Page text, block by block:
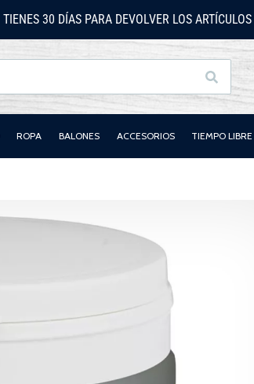
TIENES 30 DÍAS PARA DEVOLVER LOS ARTÍCULOS
Buscar
ROPA BALONES ACCESORIOS TIEMPO LIBRE